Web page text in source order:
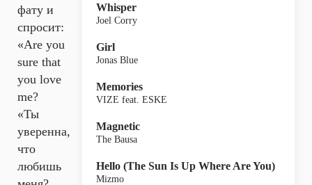
фату и
спросит:
«Are you
sure that
you love
me?
«Ты
уверенна,
что
любишь
Whisper
Joel Corry
Girl
Jonas Blue
Memories
VIZE feat. ESKE
Magnetic
The Bausa
Hello (The Sun Is Up Where Are You)
Mizmo